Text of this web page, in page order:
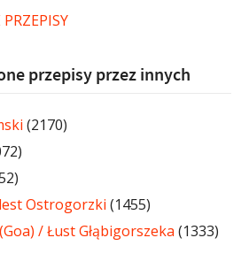
przepisy przez innych
(2170)
Ostrogorzki (1455)
/ Łust Głąbigorszeka (1333)